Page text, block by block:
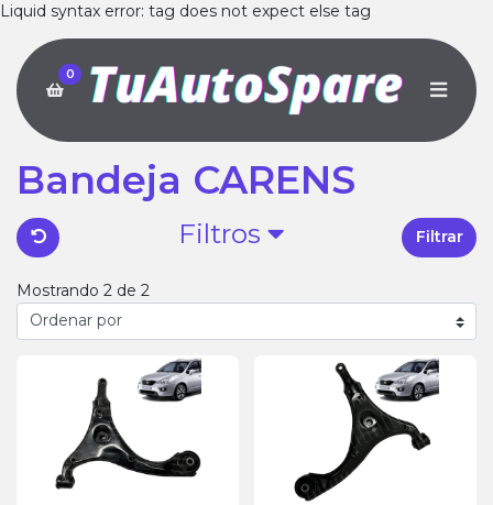
Liquid syntax error: tag does not expect else tag
0
Bandeja CARENS
Filtros Filtrar
Mostrando 2 de 2